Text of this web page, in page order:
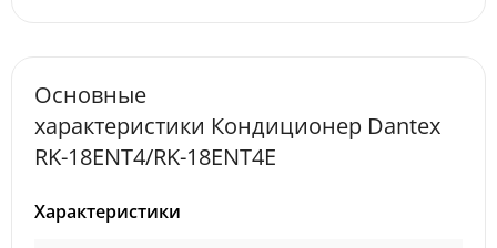
Основные
характеристики Кондиционер Dantex
RK-18ENT4/RK-18ENT4E
Характеристики